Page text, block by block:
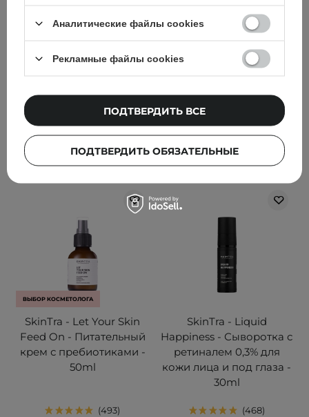
181
449,00 ГРН
ДОБАВИТЬ В КОРЗИНУ
экстрактом центеллы
азиатской - 55ml
769
659,00 ГРН
626,00 ГРН
ДОБАВИТЬ В КОРЗИНУ
ВЫБОР КОСМЕТОЛОГА
SkinTra - Let Your Skin
Feed On - Питательный
крем с пребиотиками -
50ml
493
SkinTra - Liquid
Happiness - Сыворотка с
ретиналем 0,3% для
кожи лица и под глаза -
30ml
468
Аналитические файлы cookies
Рекламные файлы cookies
ПОДТВЕРДИТЬ ОБЯЗАТЕЛЬНЫЕ
ПОДТВЕРДИТЬ ВСЕ